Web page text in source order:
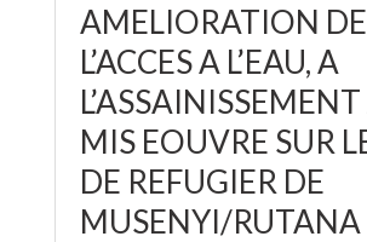
AMELIORATION DE
L’ACCES A L’EAU, A
MIS EOUVRE SUR
DE REFUGIER DE
MUSENYI/RUTANA